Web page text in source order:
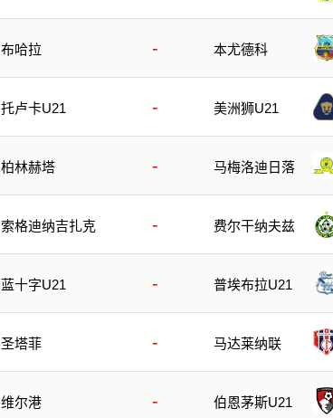
布哈拉 - 本尤德科
托卢卡U21 - 美洲狮U21
柏林赫塔 - 马梅洛迪日落
索格迪纳吉扎克 - 费尔干纳夫兹
蓝十字U21 - 普埃布拉U21
圣塔菲 - 马达莱纳联
维尔港 - 伯恩茅斯U21